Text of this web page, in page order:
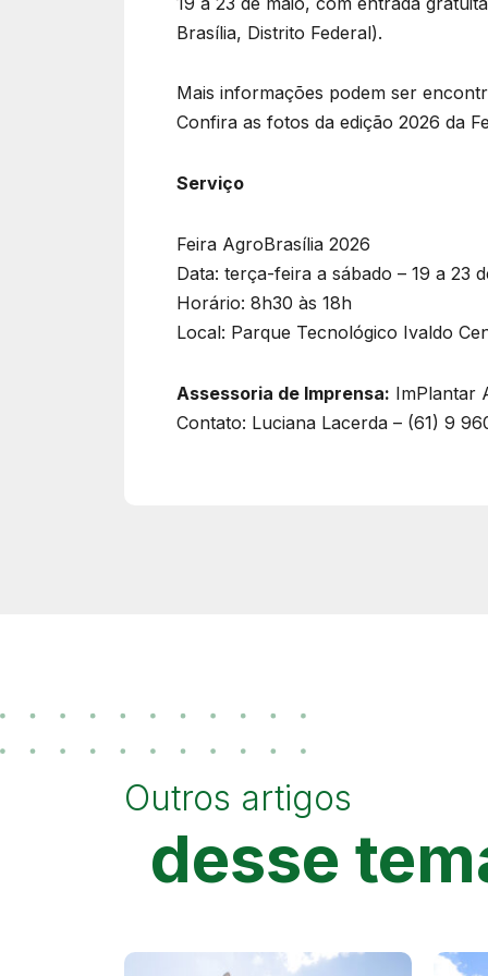
Brasília, Distrito Federal).
Mais informações podem ser
Confira as fotos da edição 2026 da
Serviço
Feira AgroBrasília 2026
Data: terça-feira a sábado – 19 a 23
Horário: 8h30 às 18h
Local: Parque Tecnológico Ivaldo
Assessoria de Imprensa: ImPlantar
Contato: Luciana Lacerda – (61) 9
Outros artigos
desse